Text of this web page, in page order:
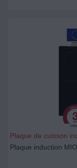
Plaque de cuisson
Plaque induction